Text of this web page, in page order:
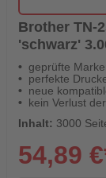
Brother TN-
'schwarz'
geprüfte
perfekte
neue
kein Verlust
Inhalt: 3000
54,89